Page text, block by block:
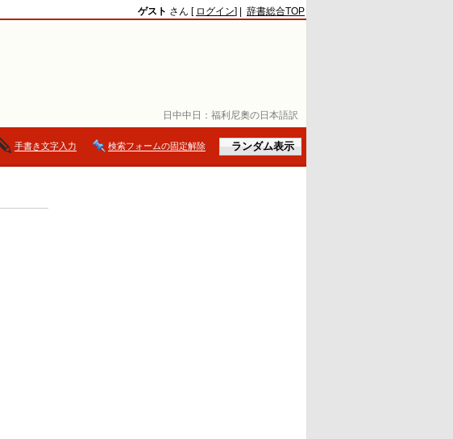
日中中日： 福利尼奧の日本語訳
ゲスト さん [ ログイン] | 辞書総合TOP
手書き文字入力 検索フォームの固定解除